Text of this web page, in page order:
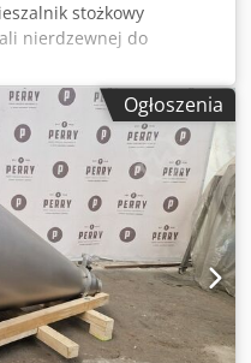
stożkowy
nierdzewnej do
- Maksymalna objętość
pokrywy górnej
króćcem wsypowym
i pokrywę. - 1
przykręconej do
podparte łożyskiem
przystosowane do
wewnętrzna
zewnętrzna śrutowana.
spustowy z
zamontowane na 3
- Przeznaczony do
Ogłoszenia